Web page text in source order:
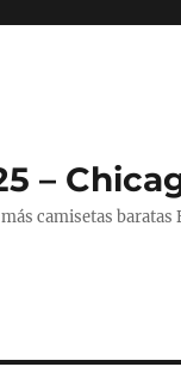
–
camisetas